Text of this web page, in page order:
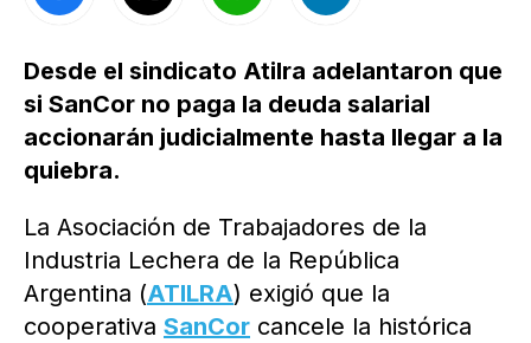
Desde el sindicato Atilra adelantaron que
si SanCor no paga la deuda salarial
accionarán judicialmente hasta llegar a la
quiebra.
La Asociación de Trabajadores de la
Industria Lechera de la República
Argentina (ATILRA) exigió que la
cooperativa SanCor cancele la histórica